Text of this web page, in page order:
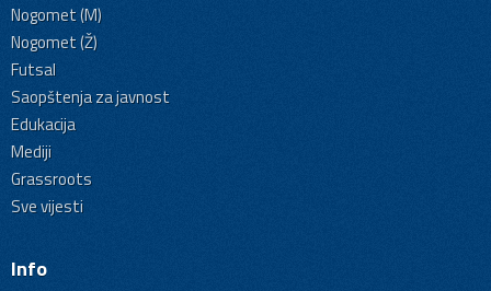
Nogomet (M)
Nogomet (Ž)
Futsal
Saopštenja za javnost
Edukacija
Mediji
Grassroots
Sve vijesti
Info